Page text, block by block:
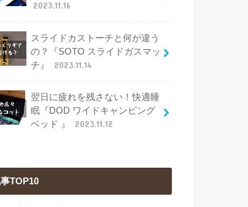
2023.11.16
スライドカストーチと何が違う
の？『SOTO スライドガスマッ
チ』
2023.11.14
翌日に疲れを残さない！快適睡
眠『DOD ワイドキャンピング
ベッド 』
2023.11.12
TOP10